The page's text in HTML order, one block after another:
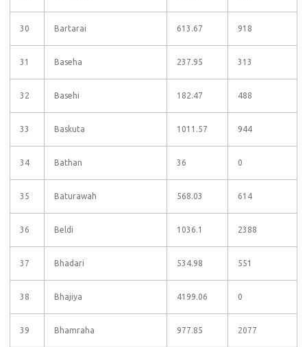
30 Bartarai 613.67 918
31 Baseha 237.95 313
32 Basehi 182.47 488
33 Baskuta 1011.57 944
34 Bathan 36 0
35 Baturawah 568.03 614
36 Beldi 1036.1 2388
37 Bhadari 534.98 551
38 Bhajiya 4199.06 0
39 Bhamraha 977.85 2077